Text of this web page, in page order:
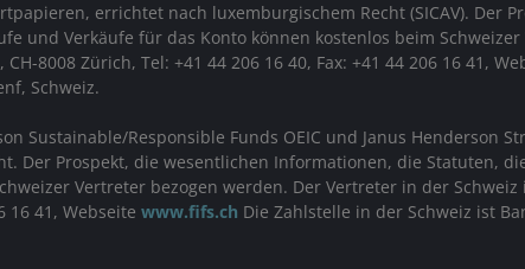
errichtet nach luxemburgischem Recht (SICAV). Der
und Verkäufe für das Konto können kostenlos beim
CH-8008 Zürich, Tel: +41 44 206 16 40, Fax: +41 44 206 16 41,
Schweiz.
Sustainable/Responsible Funds OEIC und Janus Henderson
Der Prospekt, die wesentlichen Informationen, die Statuten,
Vertreter bezogen werden. Der Vertreter in der Schweiz ist
16 41, Webseite www.fifs.ch Die Zahlstelle in der Schweiz ist